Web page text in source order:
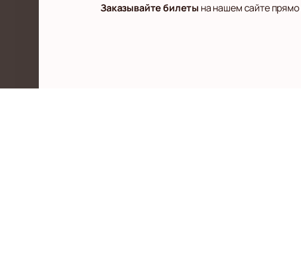
Заказывайте билеты на нашем сайте